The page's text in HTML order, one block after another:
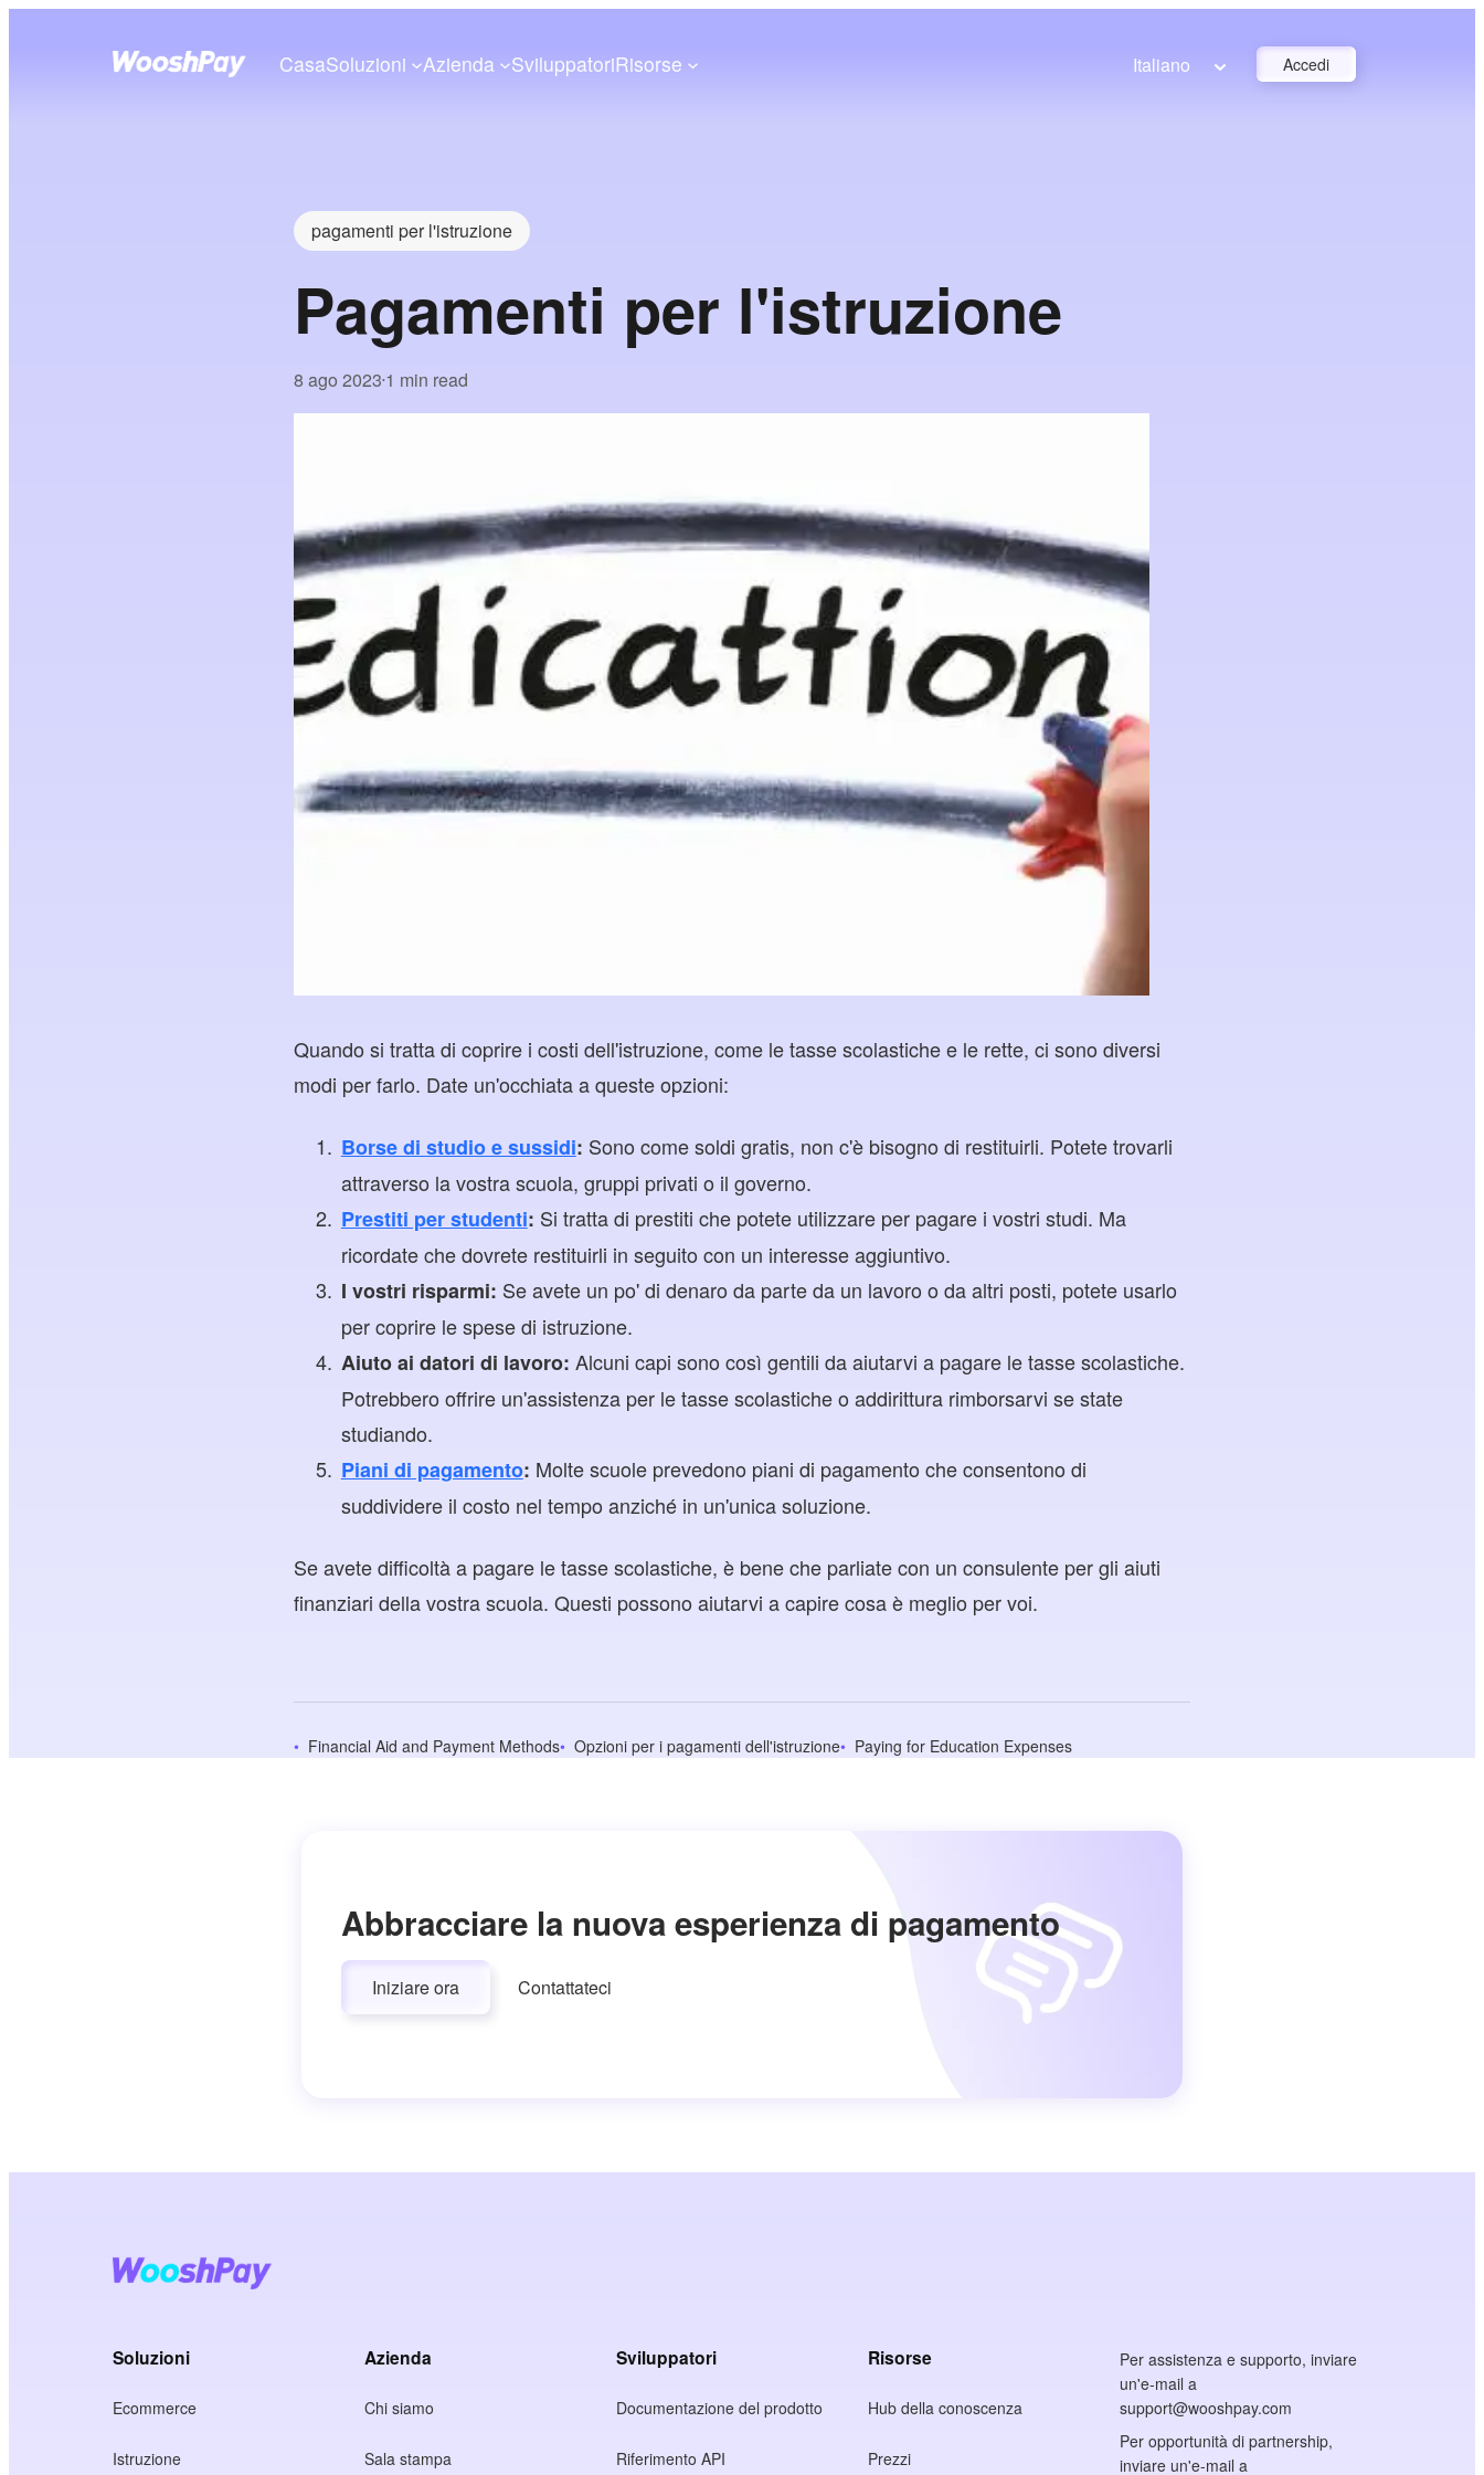
CasaSoluzioni Azienda SviluppatoriRisorse Italiano Accedi
pagamenti per l'istruzione
Pagamenti per l'istruzione
8 ago 2023•1 min read
Quando si tratta di coprire i costi dell'istruzione, come le tasse scolastiche e le rette, ci sono diversi
modi per farlo. Date un'occhiata a queste opzioni:
Borse di studio e sussidi: Sono come soldi gratis, non c'è bisogno di restituirli. Potete trovarli
attraverso la vostra scuola, gruppi privati o il governo.
Prestiti per studenti: Si tratta di prestiti che potete utilizzare per pagare i vostri studi. Ma
ricordate che dovrete restituirli in seguito con un interesse aggiuntivo.
I vostri risparmi: Se avete un po' di denaro da parte da un lavoro o da altri posti, potete usarlo
per coprire le spese di istruzione.
Aiuto ai datori di lavoro: Alcuni capi sono così gentili da aiutarvi a pagare le tasse scolastiche.
Potrebbero offrire un'assistenza per le tasse scolastiche o addirittura rimborsarvi se state
studiando.
Piani di pagamento: Molte scuole prevedono piani di pagamento che consentono di
suddividere il costo nel tempo anziché in un'unica soluzione.
Se avete difficoltà a pagare le tasse scolastiche, è bene che parliate con un consulente per gli aiuti
finanziari della vostra scuola. Questi possono aiutarvi a capire cosa è meglio per voi.
Financial Aid and Payment Methods Opzioni per i pagamenti dell'istruzione Paying for Education Expenses
Abbracciare la nuova esperienza di pagamento
Iniziare ora Contattateci
Soluzioni
Ecommerce
Istruzione
Azienda
Chi siamo
Sala stampa
Sviluppatori
Documentazione del prodotto
Riferimento API
Risorse
Hub della conoscenza
Prezzi
Per assistenza e supporto, inviare
un'e-mail a
support@wooshpay.com
Per opportunità di partnership,
inviare un'e-mail a